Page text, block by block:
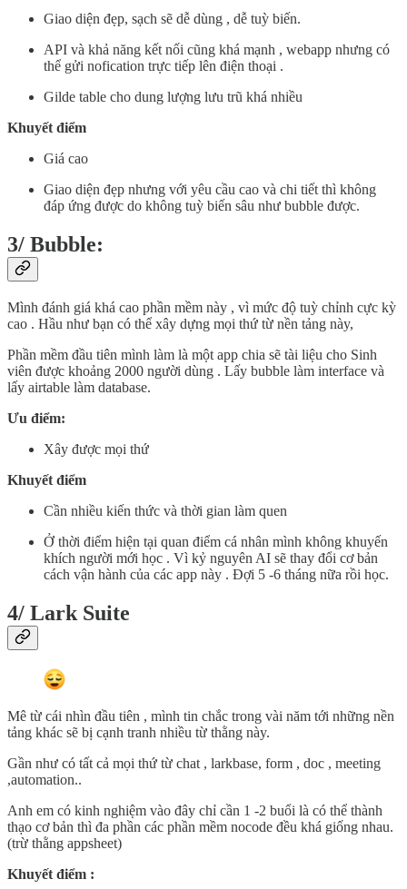
Giao diện đẹp, sạch sẽ dễ dùng , dễ tuỳ biến.
API và khả năng kết nối cũng khá mạnh , webapp nhưng có
thể gửi nofication trực tiếp lên điện thoại .
Gilde table cho dung lượng lưu trũ khá nhiều
Khuyết điểm
Giá cao
Giao diện đẹp nhưng với yêu cầu cao và chi tiết thì không
đáp ứng được do không tuỳ biến sâu như bubble được.
3/ Bubble:
Mình đánh giá khá cao phần mềm này , vì mức độ tuỳ chỉnh cực kỳ
cao . Hầu như bạn có thể xây dựng mọi thứ từ nền tảng này,
Phần mềm đầu tiên mình làm là một app chia sẽ tài liệu cho Sinh
viên được khoảng 2000 người dùng . Lấy bubble làm interface và
lấy airtable làm database.
Ưu điểm:
Xây được mọi thứ
Khuyết điểm
Cần nhiều kiến thức và thời gian làm quen
Ở thời điểm hiện tại quan điểm cá nhân mình không khuyến
khích người mới học . Vì kỷ nguyên AI sẽ thay đổi cơ bản
cách vận hành của các app này . Đợi 5 -6 tháng nữa rồi học.
4/ Lark Suite
Mê từ cái nhìn đầu tiên , mình tin chắc trong vài năm tới những nền
tảng khác sẽ bị cạnh tranh nhiều từ thằng này.
Gần như có tất cả mọi thứ từ chat , larkbase, form , doc , meeting
,automation..
Anh em có kinh nghiệm vào đây chỉ cần 1 -2 buổi là có thể thành
thạo cơ bản thì đa phần các phần mềm nocode đều khá giống nhau.
(trừ thằng appsheet)
Khuyết điểm :